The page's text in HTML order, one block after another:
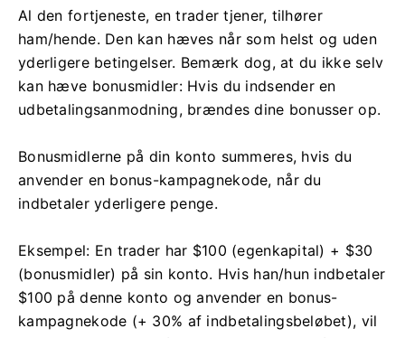
Al den fortjeneste, en trader tjener, tilhører
ham/hende. Den kan hæves når som helst og uden
yderligere betingelser. Bemærk dog, at du ikke selv
kan hæve bonusmidler: Hvis du indsender en
udbetalingsanmodning, brændes dine bonusser op.
Bonusmidlerne på din konto summeres, hvis du
anvender en bonus-kampagnekode, når du
indbetaler yderligere penge.
Eksempel: En trader har $100 (egenkapital) + $30
(bonusmidler) på sin konto. Hvis han/hun indbetaler
$100 på denne konto og anvender en bonus-
kampagnekode (+ 30% af indbetalingsbeløbet), vil